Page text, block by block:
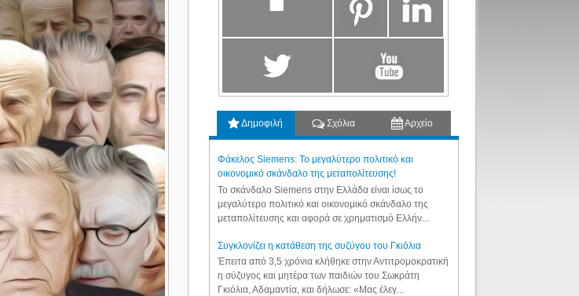
Δημοφιλή Σχόλια Αρχείο
Φάκελος Siemens: Το μεγαλύτερο πολιτικό και
οικονομικό σκάνδαλο της μεταπολίτευσης!
Το σκάνδαλο Siemens στην Ελλάδα είναι ίσως το
μεγαλύτερο πολιτικό και οικονομικό σκάνδαλο της
μεταπολίτευσης και αφορά σε χρηματισμό Ελλήν...
Συγκλονίζει η κατάθεση της συζύγου του Γκιόλια
Έπειτα από 3,5 χρόνια κλήθηκε στην Αντιτρομοκρατική
η σύζυγος και μητέρα των παιδιών του Σωκράτη
Γκιόλια, Αδαμαντία, και δήλωσε: «Μας έλεγ...